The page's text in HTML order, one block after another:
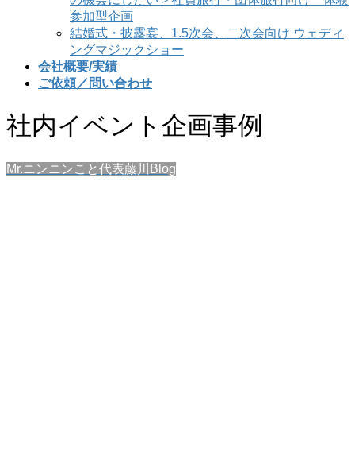
参加型企画
結婚式・披露宴、1.5次会、二次会向け ウェディ
ングマジックショー
会社概要/実績
ご依頼／問い合わせ
社内イベント企画事例
Mr.ニンニンこと代表藤川Blog